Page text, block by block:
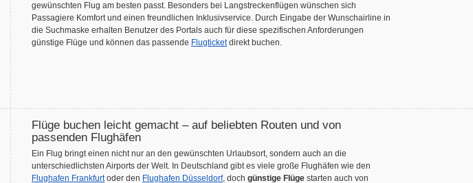
gewünschten Flug am besten passt. Besonders bei Langstreckenflügen wünschen sich
Passagiere Komfort und einen freundlichen Inklusivservice. Durch Eingabe der Wunschairline in
die Suchmaske erhalten Benutzer des Portals auch für diese spezifischen Anforderungen
günstige Flüge und können das passende Flugticketdirekt buchen.
Flüge buchen leicht gemacht – auf beliebten Routen und von
passenden Flughäfen
Ein Flug bringt einen nicht nur an den gewünschten Urlaubsort, sondern auch an die
unterschiedlichsten Airports der Welt. In Deutschland gibt es viele große Flughäfen wie den
Flughafen Frankfurtoder den Flughafen Düsseldorf, doch günstige Flüge starten auch von